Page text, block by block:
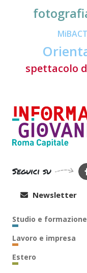
MiBACT
spettacolo
Seguici su
Newsletter
Studio e formazione
Lavoro e impresa
Estero